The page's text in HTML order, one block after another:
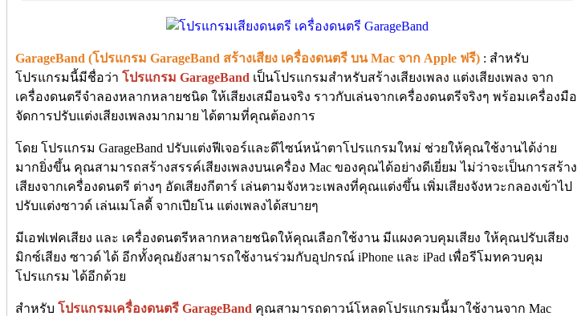
GarageBand (โปรแกรม GarageBand สร้างเสียง เครื่องดนตรี บน Mac จาก Apple ฟรี) : สำหรับ
โปรแกรมนี้มีชื่อว่า โปรแกรม GarageBand เป็นโปรแกรมสำหรับสร้างเสียงเพลง แต่งเสียงเพลง จาก
เครื่องดนตรีจำลองหลากหลายชนิด ให้เสียงเสมือนจริง ราวกับเล่นจากเครื่องดนตรีจริงๆ พร้อมเครื่องมือ
จัดการปรับแต่งเสียงเพลงมากมาย ได้ตามที่คุณต้องการ
โดย โปรแกรม GarageBand ปรับแต่งฟีเจอร์และดีไซน์หน้าตาโปรแกรมใหม่ ช่วยให้คุณใช้งานได้ง่าย
มากยิ่งขึ้น คุณสามารถสร้างสรรค์เสียงเพลงบนเครื่อง Mac ของคุณได้อย่างดีเยี่ยม ไม่ว่าจะเป็นการสร้าง
เสียงจากเครื่องดนตรี ต่างๆ อัดเสียงกีตาร์ เล่นตามจังหวะเพลงที่คุณแต่งขึ้น เพิ่มเสียงจังหวะกลองเข้าไป
ปรับแต่งซาวด์ เล่นเมโลดี้ จากเปียโน แต่งเพลงได้สบายๆ
มีเอฟเฟคเสียง และ เครื่องดนตรีหลากหลายชนิดให้คุณเลือกใช้งาน มีแผงควบคุมเสียง ให้คุณปรับเสียง
มิกซ์เสียง ซาวด์ ได้ อีกทั้งคุณยังสามารถใช้งานร่วมกับอุปกรณ์ iPhone และ iPad เพื่อรีโมทควบคุม
โปรแกรม ได้อีกด้วย
สำหรับ โปรแกรมเครื่องดนตรี GarageBand คุณสามารถดาวน์โหลดโปรแกรมนี้มาใช้งานจาก Mac